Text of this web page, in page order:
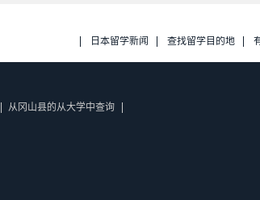
日本留学新闻 查找留学目的地
从冈山县的从大学中查询